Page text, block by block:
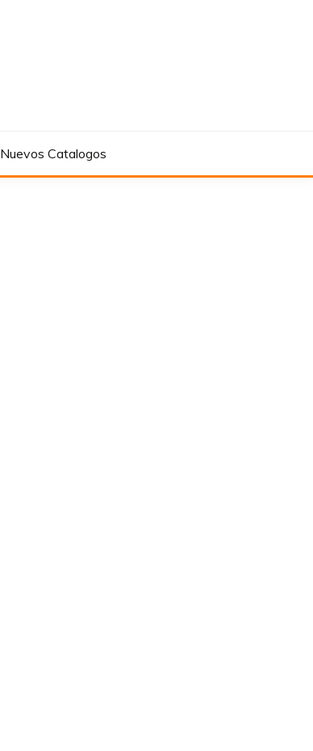
Nuevos Catalogos